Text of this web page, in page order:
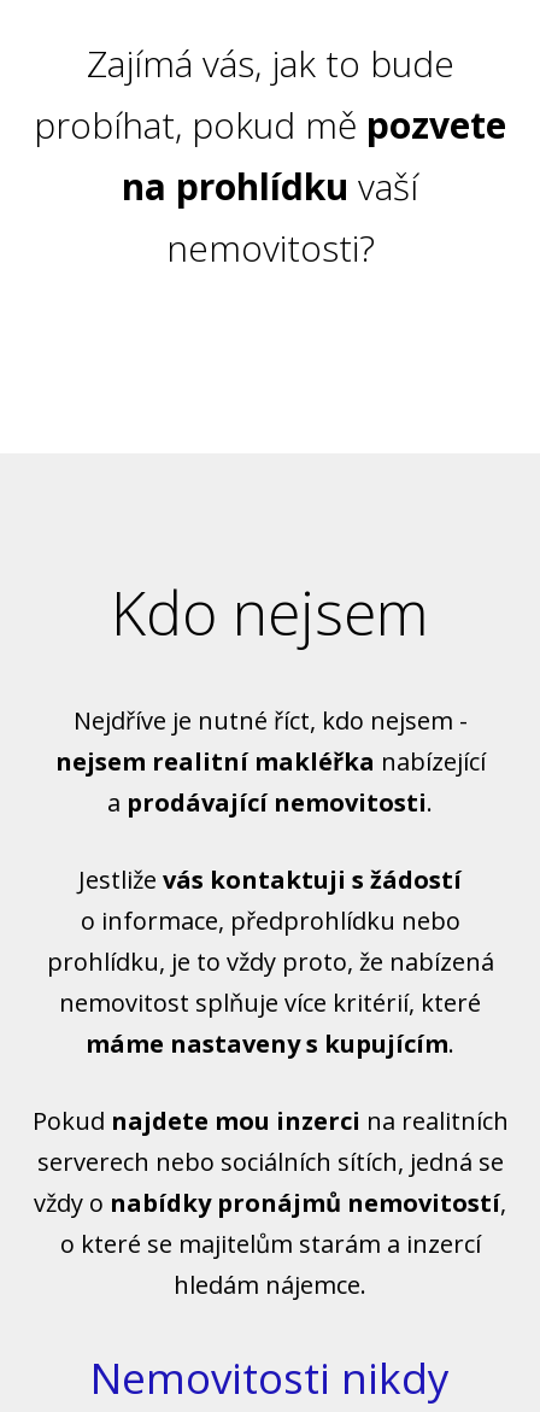
Zajímá vás, jak to bude
probíhat, pokud mě pozvete
na prohlídku vaší
nemovitosti?
Kdo nejsem
Nejdříve je nutné říct, kdo nejsem -
nejsem realitní makléřka nabízející
a prodávající nemovitosti.
Jestliže vás kontaktuji s žádostí
o informace, předprohlídku nebo
prohlídku, je to vždy proto, že nabízená
nemovitost splňuje více kritérií, které
máme nastaveny s kupujícím.
Pokud najdete mou inzerci na realitních
serverech nebo sociálních sítích, jedná se
vždy o nabídky pronájmů nemovitostí,
o které se majitelům starám a inzercí
hledám nájemce.
Nemovitosti nikdy